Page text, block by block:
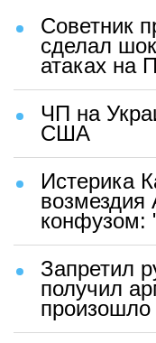
Советник
сделал
атаках на
ЧП на
США
Истерика
конфузом:
Запретил
получил